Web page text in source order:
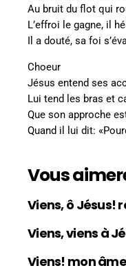
Au bruit du flot qui
L’effroi le gagne, il
Il a douté, sa foi
Choeur
Jésus entend ses
Lui tend les bras et
Que son approche
Quand il lui dit:
Vous
Viens, ô Jésus!
Viens, viens à
Viens! mon